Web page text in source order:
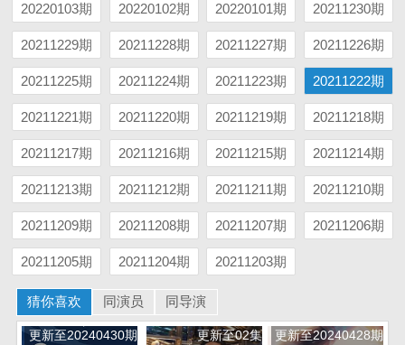
20220103期 20220102期 20220101期 20211230期
20211229期 20211228期 20211227期 20211226期
20211225期 20211224期 20211223期 20211222期
20211221期 20211220期 20211219期 20211218期
20211217期 20211216期 20211215期 20211214期
20211213期 20211212期 20211211期 20211210期
20211209期 20211208期 20211207期 20211206期
20211205期 20211204期 20211203期
猜你喜欢 同演员 同导演
更新至20240430期 更新至02集 更新至20240428期